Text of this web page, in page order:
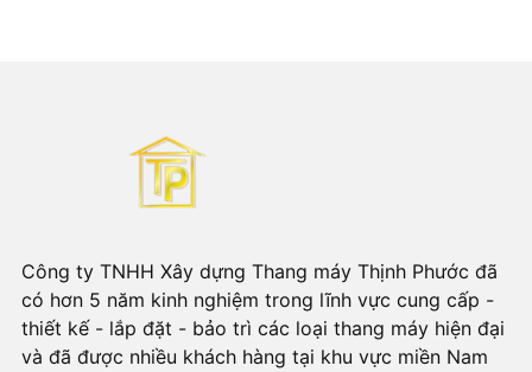
Công ty TNHH Xây dựng Thang máy Thịnh Phước đã
có hơn 5 năm kinh nghiệm trong lĩnh vực cung cấp -
thiết kế - lắp đặt - bảo trì các loại thang máy hiện đại
và đã được nhiều khách hàng tại khu vực miền Nam